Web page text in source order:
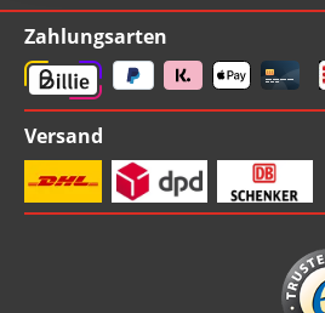
Zahlungsarten
Versand